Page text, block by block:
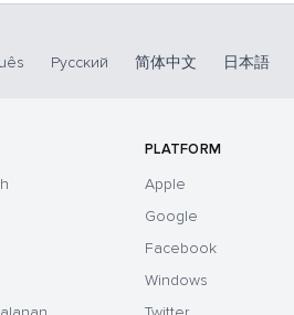
Русский 简体中文 日本語
PLATFORM
Apple
Google
Facebook
Windows